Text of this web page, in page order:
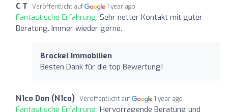
C T Veröffentlicht auf 1 year ago
Fantastische Erfahrung: Sehr netter Kontakt mit guter
Beratung. Immer wieder gerne.
Brockel Immobilien
Besten Dank für die top Bewertung!
N1co Don (N1co) Veröffentlicht auf 1 year ago
Fantastische Erfahrung: Hervorragende Beratung und